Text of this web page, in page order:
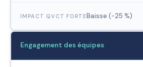
Baisse (-25 %)
Engagement des équipes